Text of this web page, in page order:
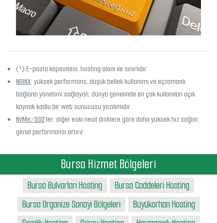
(¹) E-posta kapasitesi, hosting alanı ile sınırlıdır.
NGINX; yüksek performans, düşük bellek kullanımı ve eşzamanlı
bağlantı yönetimi sağlayan, dünya genelinde en çok kullanılan açık
kaynak kodlu bir web sunucusu yazılımıdır.
NVMe/SSD'ler, diğer eski nesil disklere göre daha yüksek hız sağlar,
genel performansı artırır.
Bursa Hizmet Bölgeleri
Bursa Bulvarları Hosting
Bursa Caddeleri Hosting
Bursa Organize Sanayi Bölgeleri
Büyükorhan Hosting